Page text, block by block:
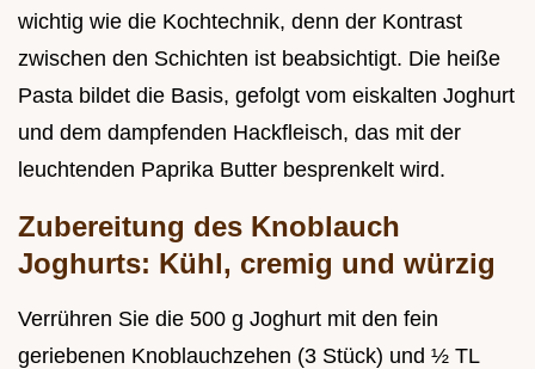
wichtig wie die Kochtechnik, denn der Kontrast
zwischen den Schichten ist beabsichtigt. Die heiße
Pasta bildet die Basis, gefolgt vom eiskalten Joghurt
und dem dampfenden Hackfleisch, das mit der
leuchtenden Paprika Butter besprenkelt wird.
Zubereitung des Knoblauch
Joghurts: Kühl, cremig und würzig
Verrühren Sie die 500 g Joghurt mit den fein
geriebenen Knoblauchzehen (3 Stück) und ½ TL